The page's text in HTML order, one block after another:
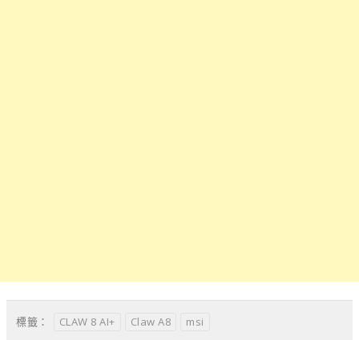
標籤： CLAW 8 AI+ Claw A8 msi